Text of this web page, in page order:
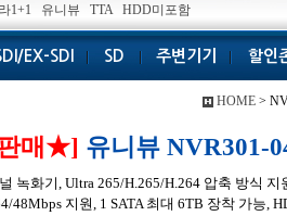
1+1 유니뷰 TTA HDD미포함
EX-SDI SD 주변기기 할인
HOME >
매★] 유니뷰 NVR301-
녹화기, Ultra 265/H.265/H.264 압축 방식
48Mbps 지원, 1 SATA 최대 6TB 장착 가능,